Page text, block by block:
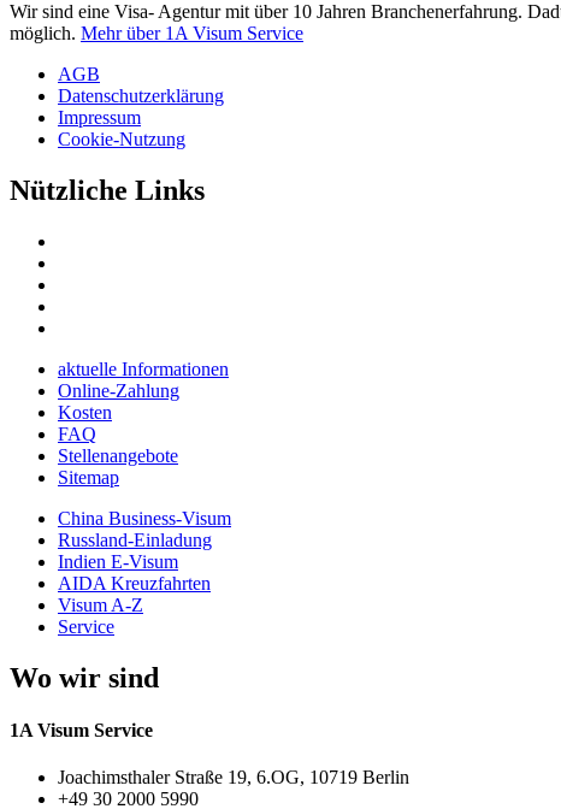
Wir sind eine Visa- Agentur mit über 10 Jahren Branchenerfahrung.
möglich. Mehr über 1A Visum Service
AGB
Datenschutzerklärung
Impressum
Cookie-Nutzung
Nützliche Links
aktuelle Informationen
Online-Zahlung
Kosten
FAQ
Stellenangebote
Sitemap
China Business-Visum
Russland-Einladung
Indien E-Visum
AIDA Kreuzfahrten
Visum A-Z
Service
Wo wir sind
1A Visum Service
Joachimsthaler Straße 19, 6.OG, 10719 Berlin
+49 30 2000 5990